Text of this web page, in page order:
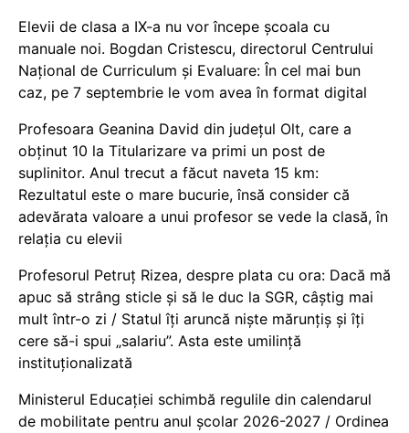
Elevii de clasa a IX-a nu vor începe școala cu
manuale noi. Bogdan Cristescu, directorul Centrului
Național de Curriculum și Evaluare: În cel mai bun
caz, pe 7 septembrie le vom avea în format digital
Profesoara Geanina David din județul Olt, care a
obținut 10 la Titularizare va primi un post de
suplinitor. Anul trecut a făcut naveta 15 km:
Rezultatul este o mare bucurie, însă consider că
adevărata valoare a unui profesor se vede la clasă, în
relația cu elevii
Profesorul Petruț Rizea, despre plata cu ora: Dacă mă
apuc să strâng sticle și să le duc la SGR, câștig mai
mult într-o zi / Statul îți aruncă niște mărunțiș și îți
cere să-i spui „salariu”. Asta este umilință
instituționalizată
Ministerul Educației schimbă regulile din calendarul
de mobilitate pentru anul școlar 2026-2027 / Ordinea